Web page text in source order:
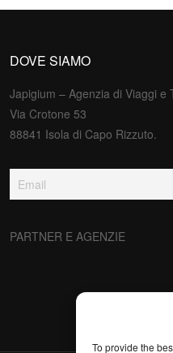
To provide the
DOVE SIAMO
Japigium – Agenzia di Viaggi e
Via Crotone 53
88841 Isola di Capo Rizzuto.
PARTNER E AGENZIE